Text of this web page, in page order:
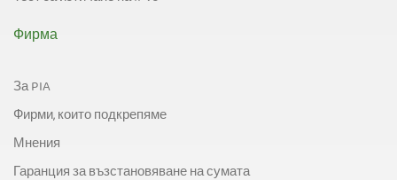
Фирма
За PIA
Фирми, които подкрепяме
Мнения
Гаранция за възстановяване на сумата